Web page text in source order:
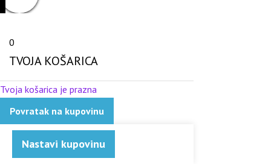
0
TVOJA KOŠARICA
Tvoja košarica je prazna
Povratak na kupovinu
Nastavi kupovinu